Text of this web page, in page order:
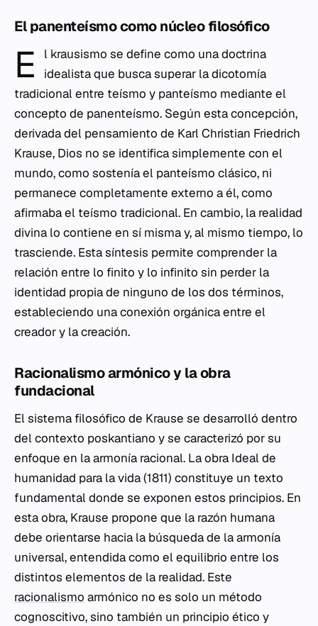
El panenteísmo como núcleo filosófico
E
l krausismo se define como una doctrina
idealista que busca superar la dicotomía
tradicional entre teísmo y panteísmo mediante el
concepto de panenteísmo. Según esta concepción,
derivada del pensamiento de Karl Christian Friedrich
Krause, Dios no se identifica simplemente con el
mundo, como sostenía el panteísmo clásico, ni
permanece completamente externo a él, como
afirmaba el teísmo tradicional. En cambio, la realidad
divina lo contiene en sí misma y, al mismo tiempo, lo
trasciende. Esta síntesis permite comprender la
relación entre lo finito y lo infinito sin perder la
identidad propia de ninguno de los dos términos,
estableciendo una conexión orgánica entre el
creador y la creación.
Racionalismo armónico y la obra
fundacional
El sistema filosófico de Krause se desarrolló dentro
del contexto poskantiano y se caracterizó por su
enfoque en la armonía racional. La obra Ideal de
humanidad para la vida(1811) constituye un texto
fundamental donde se exponen estos principios. En
esta obra, Krause propone que la razón humana
debe orientarse hacia la búsqueda de la armonía
universal, entendida como el equilibrio entre los
distintos elementos de la realidad. Este
racionalismo armónico no es solo un método
cognoscitivo, sino también un principio ético y